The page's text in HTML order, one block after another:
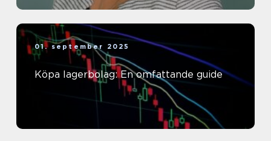
01. september 2025
Köpa lagerbolag: En omfattande guide